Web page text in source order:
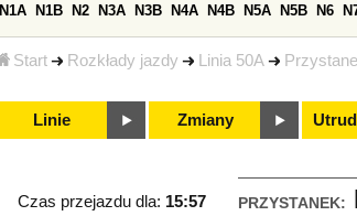
Start Rozkłady jazdy Linia 50A
N1A N1B N2 N3A N3B N4A N4B N5A N5B N6
Linie Zmiany
PRZYSTANEK:
Czas przejazdu dla: 15:57